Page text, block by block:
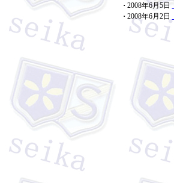
· 2008年6月5日
· 2008年6月2日